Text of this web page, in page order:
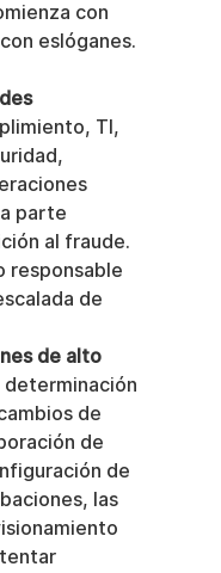
con
eslóganes.
TI,
parte
al fraude.
responsable
de
de alto
de
de
de
las